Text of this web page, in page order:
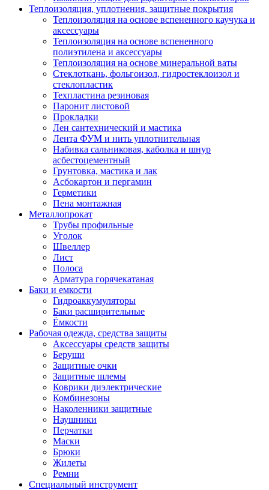
Теплоизоляция, уплотнения, защитные покрытия
Теплоизоляция на основе вспененного каучука и
аксессуары
Теплоизоляция на основе вспененного
полиэтилена и аксессуары
Теплоизоляция на основе минеральной ваты
Стеклоткань, фольгоизол, гидростеклоизол и
стеклопластик
Техпластина резиновая
Паронит листовой
Прокладки
Лен сантехнический и мастика
Лента ФУМ и нить уплотнительная
Набивка сальниковая, каболка и шнур
асбестоцементный
Грунтовка, мастика и лак
Асбокартон и пергамин
Герметики
Пена монтажная
Металлопрокат
Трубы профильные
Уголок
Швеллер
Лист
Полоса
Арматура горячекатаная
Баки и емкости
Гидроаккумуляторы
Баки расширительные
Ёмкости
Рабочая одежда, средства защиты
Аксессуары средств защиты
Беруши
Защитные очки
Защитные шлемы
Коврики диэлектрические
Комбинезоны
Наколенники защитные
Наушники
Перчатки
Маски
Брюки
Жилеты
Ремни
Специальный инструмент